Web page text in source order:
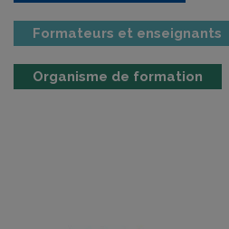
Formateurs et enseignants
Organisme de formation